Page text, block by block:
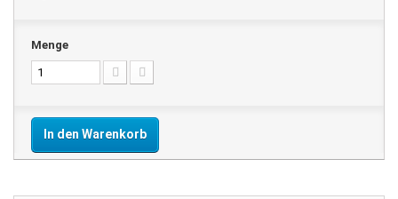
Menge
In den Warenkorb